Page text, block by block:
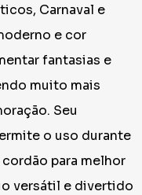
Carnaval e
e cor
fantasias e
muito mais
Seu
o uso durante
para melhor
versátil e divertido